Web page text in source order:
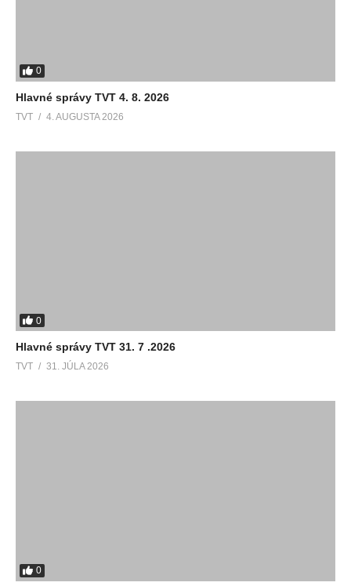
0
Hlavné správy TVT 4. 8. 2026
TVT 4. AUGUSTA 2026
0
Hlavné správy TVT 31. 7 .2026
TVT 31. JÚLA 2026
0